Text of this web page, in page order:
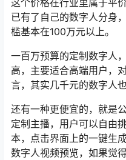
这个价格在行业里属于平
已有了自己的数字人分身
槛基本在100万元以上。
一百万预算的定制数字人
高，主要适合高端用户，
言，其实几千元的数字人也
还有一种更便宜的，就是
定制主播，用户可以自由
本，点击界面上的一键生
数字人视频预览，如果觉